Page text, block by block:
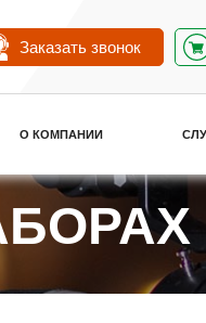
Заказать звонок
О КОМПАНИИ